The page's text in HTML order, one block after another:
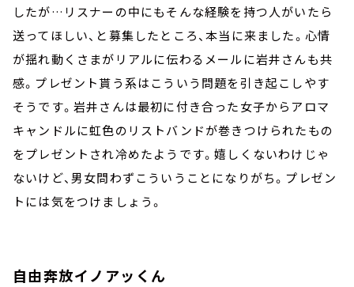
したが…リスナーの中にもそんな経験を持つ人がいたら
送ってほしい、と募集したところ、本当に来ました。心情
が揺れ動くさまがリアルに伝わるメールに岩井さんも共
感。プレゼント貰う系はこういう問題を引き起こしやす
そうです。岩井さんは最初に付き合った女子からアロマ
キャンドルに虹色のリストバンドが巻きつけられたもの
をプレゼントされ冷めたようです。嬉しくないわけじゃ
ないけど、男女問わずこういうことになりがち。プレゼン
トには気をつけましょう。
自由奔放イノアッくん